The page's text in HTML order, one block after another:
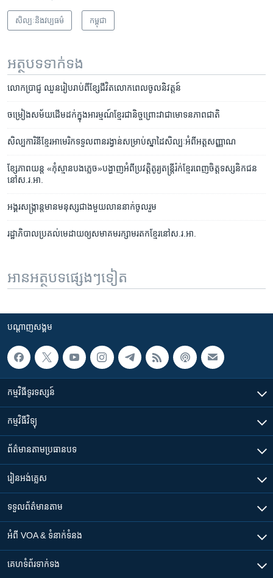
សិល្បៈនិងវប្បធម៌ កម្ពុជា
អត្ថបទ​ទាក់ទង
លោក​ប្រាជ្ញ​ ឈួន​រៀបរាប់​ពី​ខ្សែជីវិត​លោក​ពេលចូលនិវត្តន៍
ចម្រៀង​សម័យដើម​ដក់​ក្នុងអារម្មណ៍​ខ្មែរ​ជា​និច្ច​​ព្រោះវា​ជាមោទនភាព​ជាតិ
សិល្បការិនី​ខ្មែរ​អាមេរិក​ទទួល​​ពាន​រង្វាន់​សម្រាប់​ស្នាដៃ​សិល្បៈ​អំពី​អត្តសញ្ញាណ
ខ្សែភាព​យន្ត​ «កុំ​ស្មាន​បង​ភ្លេច»​បង្ហាញ​អំពី​ប្រវត្តិ​តូរ្យតន្ត្រី​រ៉ក់ខ្មែរ​ពេញ​ចិត្ត​ទស្សនិកជន​
នៅ​ស.រ.អា.
អង្គរ​សង្ក្រាន្ត​មាន​មនុស្ស​ជាង​មួយ​លាន​នាក់​ចូល​រួម
រដ្ឋាភិបាល​ប្រគល់​មេដាយ​ឲ្យ​សមាគម​រក្សា​មរតក​ខ្មែរ​នៅ​ស.រ.អា.
អានអត្ថបទផ្សេងៗទៀត
បណ្តាញ​សង្គម
កម្មវិធី​ទូរទស្សន៍
កម្មវិធី​វិទ្យុ
ព័ត៌មាន​តាមប្រធានបទ​
រៀន​​អង់គ្លេស
ទទួល​ព័ត៌មាន​តាម
អំពី​ VOA & ទំនាក់ទំនង
គេហទំព័រ​​ទាក់ទង